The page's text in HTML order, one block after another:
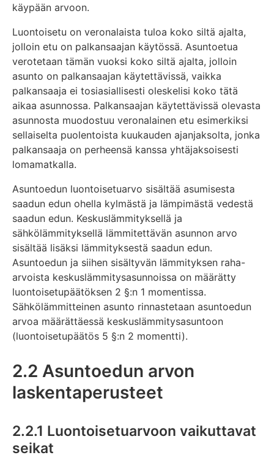
käypään arvoon.
Luontoisetu on veronalaista tuloa koko siltä ajalta,
jolloin etu on palkansaajan käytössä. Asuntoetua
verotetaan tämän vuoksi koko siltä ajalta, jolloin
asunto on palkansaajan käytettävissä, vaikka
palkansaaja ei tosiasiallisesti oleskelisi koko tätä
aikaa asunnossa. Palkansaajan käytettävissä olevasta
asunnosta muodostuu veronalainen etu esimerkiksi
sellaiselta puolentoista kuukauden ajanjaksolta, jonka
palkansaaja on perheensä kanssa yhtäjaksoisesti
lomamatkalla.
Asuntoedun luontoisetuarvo sisältää asumisesta
saadun edun ohella kylmästä ja lämpimästä vedestä
saadun edun. Keskuslämmityksellä ja
sähkölämmityksellä lämmitettävän asunnon arvo
sisältää lisäksi lämmityksestä saadun edun.
Asuntoedun ja siihen sisältyvän lämmityksen raha-
arvoista keskuslämmitysasunnoissa on määrätty
luontoisetupäätöksen 2 §:n 1 momentissa.
Sähkölämmitteinen asunto rinnastetaan asuntoedun
arvoa määrättäessä keskuslämmitysasuntoon
(luontoisetupäätös 5 §:n 2 momentti).
2.2 Asuntoedun arvon
laskentaperusteet
2.2.1 Luontoisetuarvoon vaikuttavat
seikat